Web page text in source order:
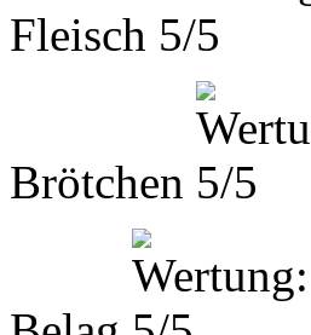
Fleisch
Brötchen